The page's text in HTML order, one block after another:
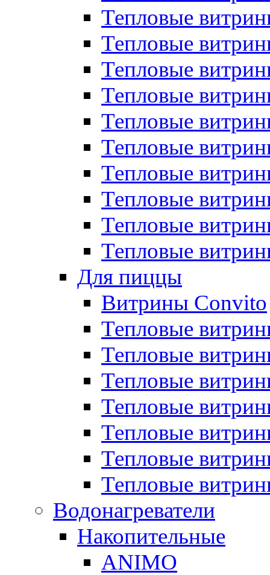
Тепловые
Тепловые
Тепловые
Тепловые
Тепловые
Тепловые
Тепловые
Тепловые
Тепловые
Тепловые
Для пиццы
Витрины Convito
Тепловые
Тепловые
Тепловые
Тепловые
Тепловые
Тепловые
Тепловые
Водонагреватели
Накопительные
ANIMO